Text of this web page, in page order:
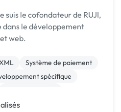
suis le cofondateur de RUJI,
dans le développement
web.
Système de paiement
spécifique
ou refonte de site